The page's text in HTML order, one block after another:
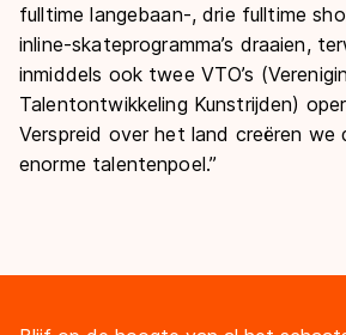
fulltime langebaan-, drie fulltime
inline-skateprogramma’s draaien,
inmiddels ook twee VTO’s
Talentontwikkeling Kunstrijden)
Verspreid over het land creëren we
enorme talentenpoel.”